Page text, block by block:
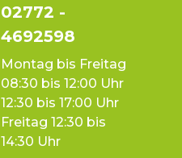
02772 -
4692598
Montag bis Freitag
08:30 bis 12:00 Uhr
12:30 bis 17:00 Uhr
Freitag 12:30 bis
14:30 Uhr